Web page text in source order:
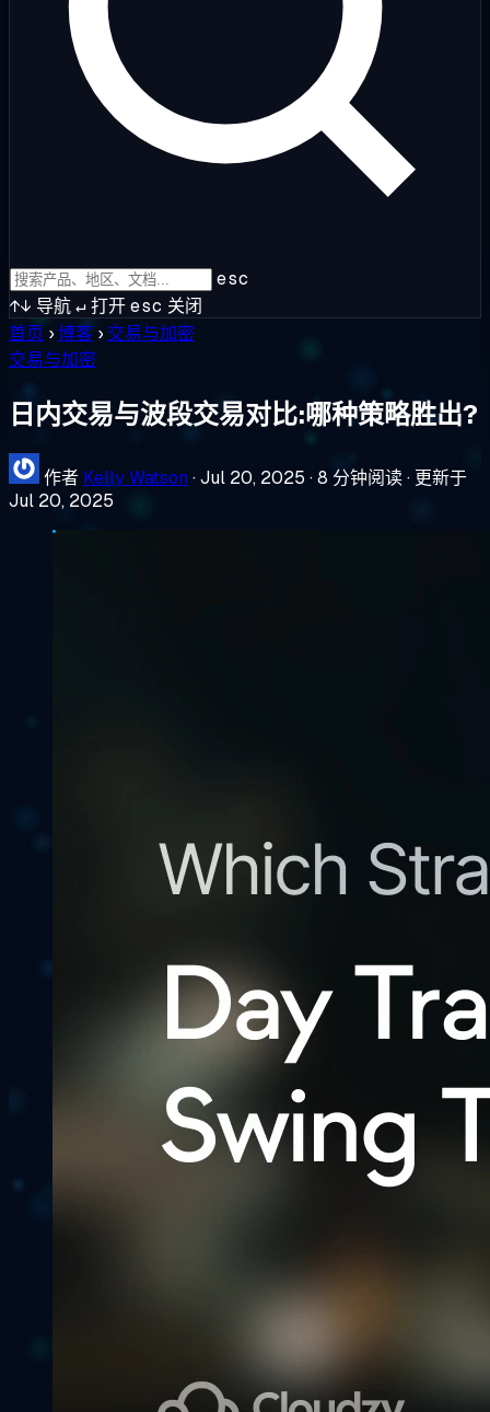
esc
↑↓ 导航↵打开esc 关闭
首页 ›博客 › 交易与加密
交易与加密
日内交易与波段交易对比:哪种策略胜出?
作者 Kelly Watson ·Jul 20, 2025 ·8 分钟阅读· 更新于
Jul 20, 2025